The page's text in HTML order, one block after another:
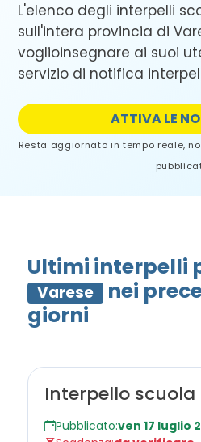
L'elenco degli interpelli
sull'intera provincia di
voglioinsegnare ai suoi
servizio di notifica
ATTIVA LE
Resta aggiornato in tempo reale,
Ultimi interpelli
Varese
nei
giorni
Interpello
Pubblicato:ven 17 luglio